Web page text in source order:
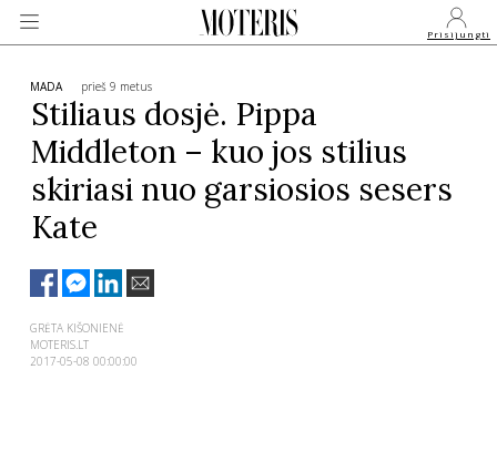
Prisijungti
VEIDAI
MONARCHIJA
MADA
GROŽIS
MADA prieš 9 metus
Stiliaus dosjė. Pippa
Middleton – kuo jos stilius
skiriasi nuo garsiosios sesers
Kate
GRĖTA KIŠONIENĖ
MOTERIS.LT
2017-05-08 00:00:00